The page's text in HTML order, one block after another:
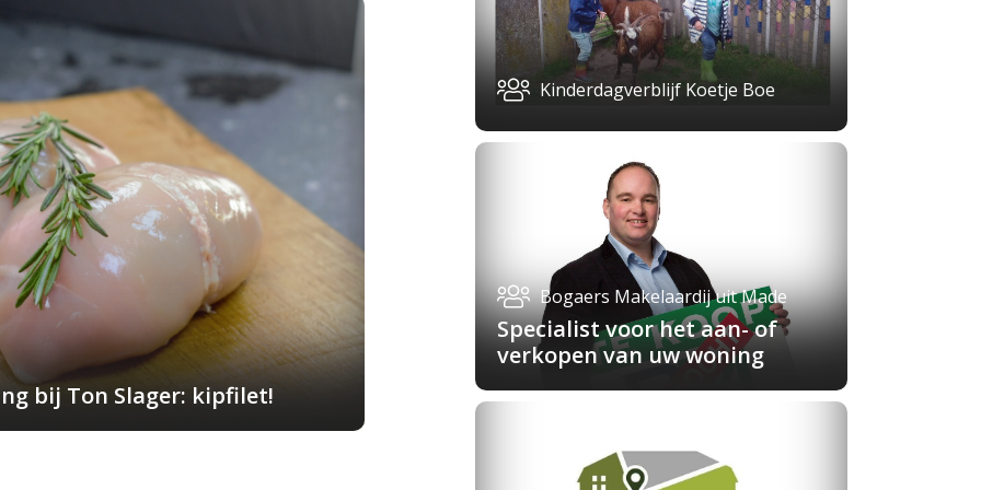
bij Ton Slager: kipfilet!
Kinderdagverblijf Koetje Boe
Bogaers Makelaardij uit Made
Specialist voor het aan- of
verkopen van uw woning